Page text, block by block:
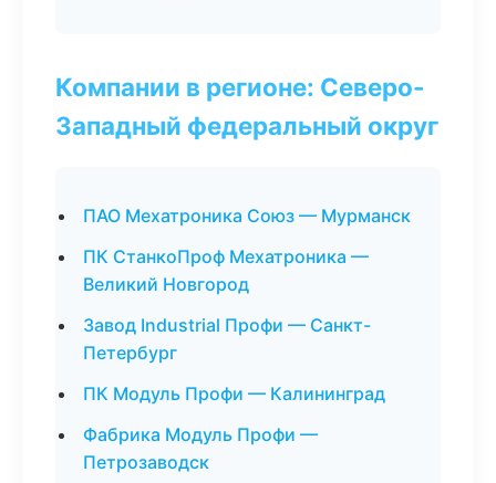
Компании в регионе: Северо-
Западный федеральный округ
ПАО Мехатроника Союз — Мурманск
ПК СтанкоПроф Мехатроника —
Великий Новгород
Завод Industrial Профи — Санкт-
Петербург
ПК Модуль Профи — Калининград
Фабрика Модуль Профи —
Петрозаводск